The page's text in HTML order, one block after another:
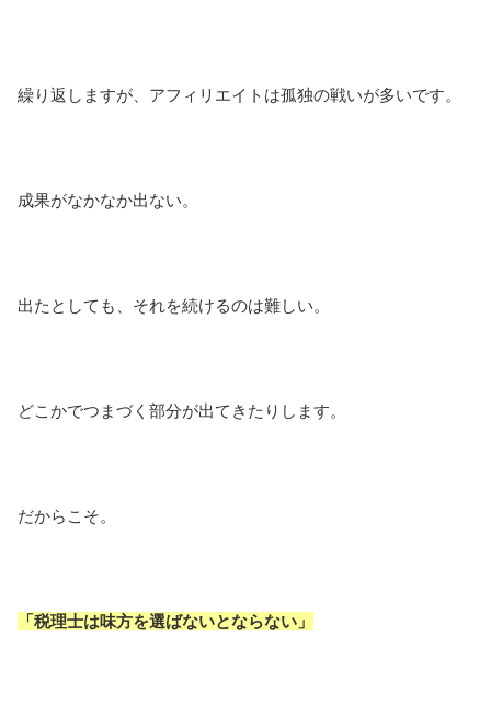
繰り返しますが、アフィリエイトは孤独の戦いが多いです。
成果がなかなか出ない。
出たとしても、それを続けるのは難しい。
どこかでつまづく部分が出てきたりします。
だからこそ。
「税理士は味方を選ばないとならない」